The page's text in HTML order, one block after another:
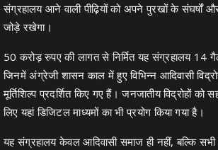
संग्रहालय आने वाली पीढ़ियों को अपने पुरखों के संघर्षों
जोड़े रखेगा।
50 करोड़ रुपए की लागत से निर्मित यह संग्रहालय 14
जिनमें अंग्रेजी शासन काल में हुए विभिन्न आदिवासी
मूर्तिशिल्प प्रदर्शित किए गए हैं। जनजातीय विद्रोहों
लिए यहां डिजिटल माध्यमों का भी प्रयोग किया गया है।
यह संग्रहालय केवल आदिवासी समाज ही नहीं, बल्कि सभी